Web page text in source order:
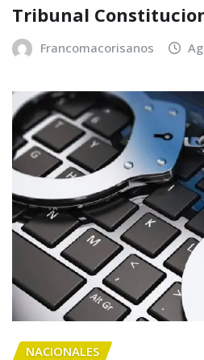
Tribunal
Francomacorisanos
NACIONALES